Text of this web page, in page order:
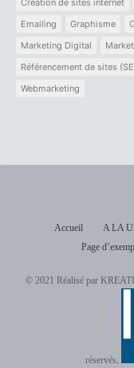
Création de sites internet
Emailing
Graphisme
Marketing Digital
Référencement de sites
Webmarketing
Accueil A LA
Page
© 2021 Réalisé par
réservés.